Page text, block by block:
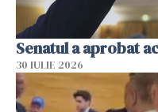
Senatul a aprobat
30 IULIE 2026